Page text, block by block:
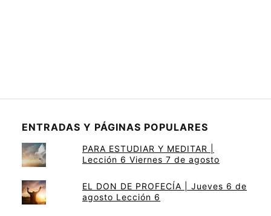
ENTRADAS Y PÁGINAS POPULARES
PARA ESTUDIAR Y MEDITAR |
Lección 6 Viernes 7 de agosto
EL DON DE PROFECÍA | Jueves 6 de
agosto Lección 6